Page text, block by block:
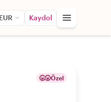
EUR Kaydol
Özel